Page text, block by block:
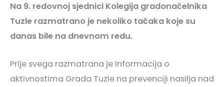
Na 9. redovnoj sjednici Kolegija gradonačelnika
Tuzle razmatrano je nekoliko tačaka koje su
danas bile na dnevnom redu.
Prije svega razmatrana je Informacija o
aktivnostima Grada Tuzle na prevenciji nasilja nad